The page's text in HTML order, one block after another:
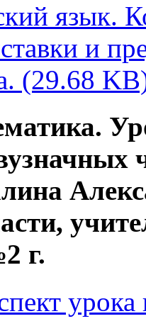
язык.
и
(29.68
г.